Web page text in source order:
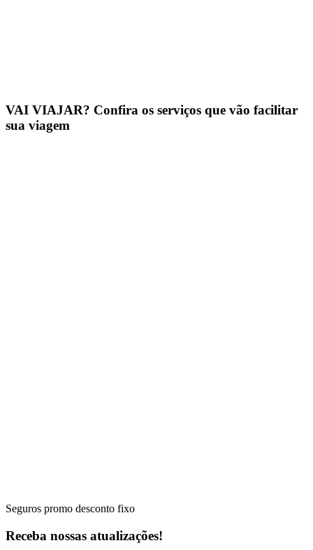
VAI VIAJAR? Confira os serviços que vão facilitar
sua viagem
Seguros promo desconto fixo
Receba nossas atualizações!